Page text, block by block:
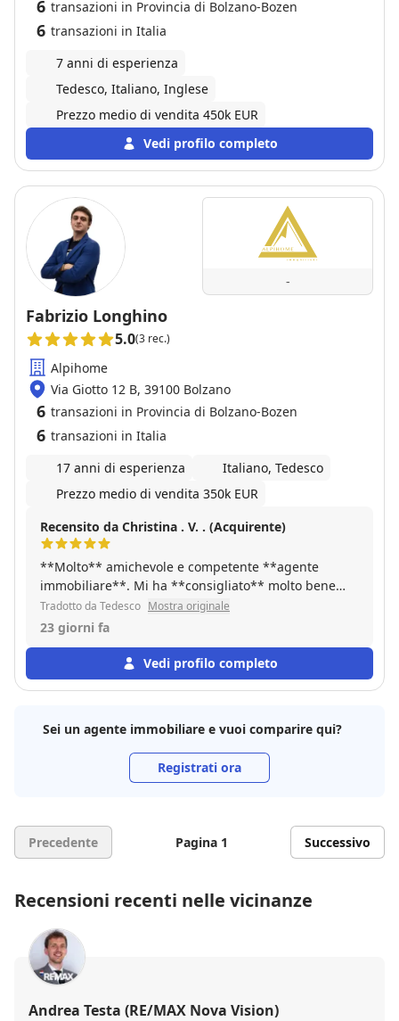
6 transazioni in Provincia di Bolzano-Bozen
6 transazioni in Italia
7 anni di esperienza
Tedesco, Italiano, Inglese
Prezzo medio di vendita 450k EUR
Vedi profilo completo
-
Fabrizio Longhino
5.0(3 rec.)
Alpihome
Via Giotto 12 B, 39100 Bolzano
6 transazioni in Provincia di Bolzano-Bozen
6 transazioni in Italia
17 anni di esperienza
Italiano, Tedesco
Prezzo medio di vendita 350k EUR
Recensito da Christina . V. . (Acquirente)
**Molto** amichevole e competente **agente
immobiliare**. Mi ha **consigliato** molto bene
nell'acquisto della mia **proprietà** e mi ha
accompagnato in modo competente fino al **giorno
Tradotto da Tedesco Mostra originale
23 giorni fa
Vedi profilo completo
Sei un agente immobiliare e vuoi comparire qui?
Registrati ora
Precedente Pagina 1 Successivo
Recensioni recenti nelle vicinanze
Andrea Testa (RE/MAX Nova Vision)